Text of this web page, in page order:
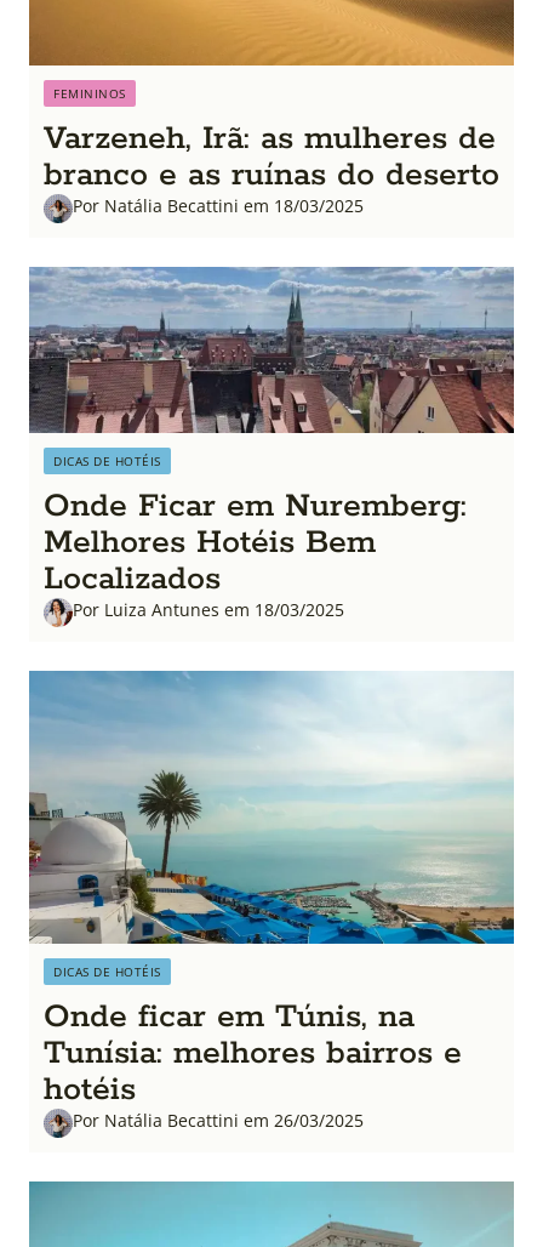
FEMININOS
Varzeneh, Irã: as mulheres de
branco e as ruínas do deserto
Por Natália Becattini em 18/03/2025
DICAS DE HOTÉIS
Onde Ficar em Nuremberg:
Melhores Hotéis Bem
Localizados
Por Luiza Antunes em 18/03/2025
DICAS DE HOTÉIS
Onde ficar em Túnis, na
Tunísia: melhores bairros e
hotéis
Por Natália Becattini em 26/03/2025